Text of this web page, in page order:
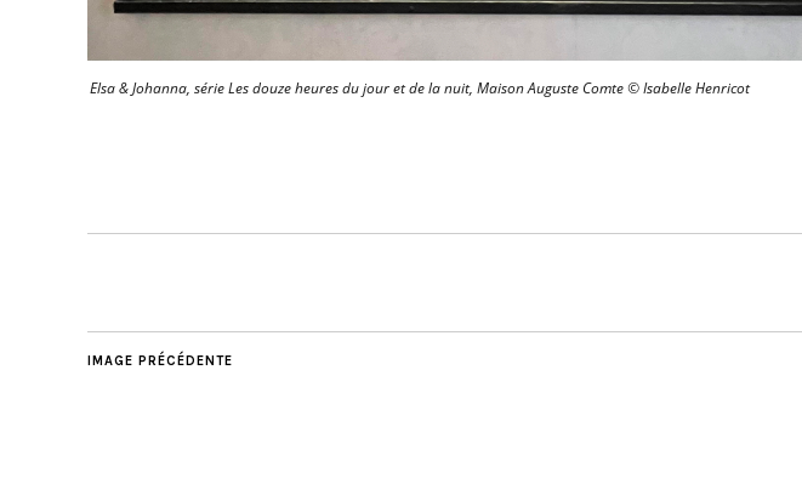
Elsa & Johanna, série Les douze heures du jour et de la nuit, Maison Auguste Comte © Isabelle Henricot
IMAGE PRÉCÉDENTE